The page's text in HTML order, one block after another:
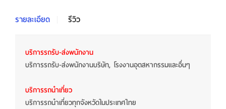
รายละเอียด รีวิว
บริการรถรับ-ส่งพนักงาน
บริการรถรับ-ส่งพนักงานบริษัท, โรงงานอุตสหากรรมและอื่นๆ
บริการรถนำเที่ยว
บริการรถนำเที่ยวทุกจังหวัดในประเทศไทย